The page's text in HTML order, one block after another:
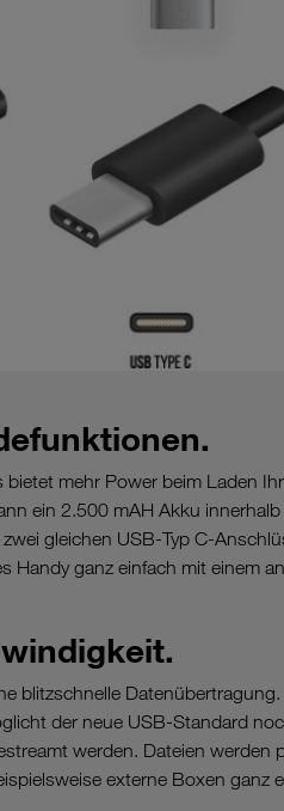
bietet mehr Power beim Laden
ein 2.500 mAH Akku
gleichen USB-Typ C-
Handy ganz einfach mit einem
blitzschnelle
der neue USB-Standard
werden. Dateien werden
externe Boxen ganz